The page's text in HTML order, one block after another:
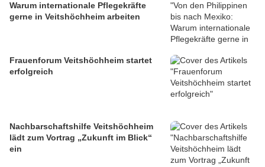
Warum internationale Pflegekräfte
gerne in Veitshöchheim arbeiten
Frauenforum Veitshöchheim startet
erfolgreich
Nachbarschaftshilfe Veitshöchheim
lädt zum Vortrag „Zukunft im Blick“
ein